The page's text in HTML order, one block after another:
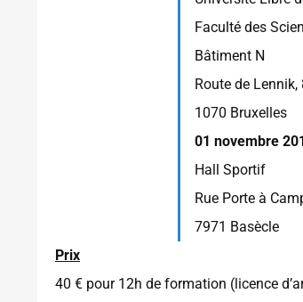
Faculté des
Bâtiment N
Route de Lennik,
1070 Bruxelles
01 novembre
Hall Sportif
Rue Porte à
7971 Basècle
Prix
40 € pour 12h de formation (licence